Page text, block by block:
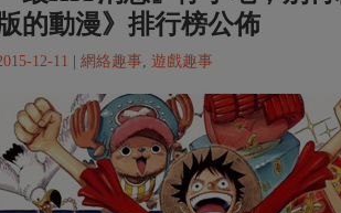
的動漫》排行榜公佈
12-11 網絡趣事, 遊戲趣事